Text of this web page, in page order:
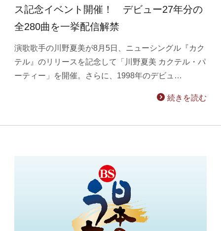
ス記念イベント開催！ デビュー27年分の
全280曲を一挙配信解禁
演歌歌手の川野夏美が8月5日、ニューシングル『カク
テル』のリリースを記念して「川野夏美 カクテル・パ
ーティー」を開催。さらに、1998年のデビュ…
続きを読む